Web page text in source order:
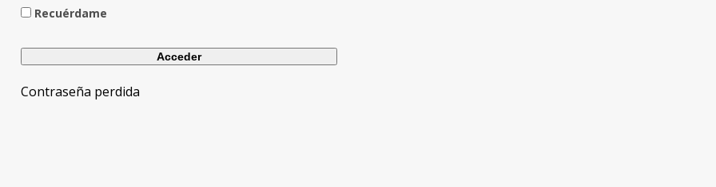
Recuérdame
Contraseña perdida